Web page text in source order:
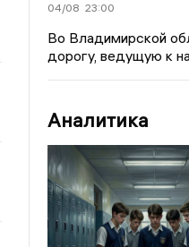
04/08 23:00
Во Владимирской
дорогу, ведущую к
Аналитика